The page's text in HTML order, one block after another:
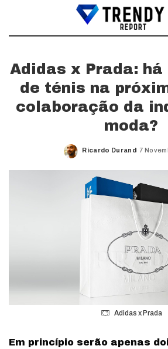
Adidas x Prada:
de ténis na
colaboração da
moda?
Posted
Ricardo Durand 7
Adidas x Prada
Em princípio serão apenas